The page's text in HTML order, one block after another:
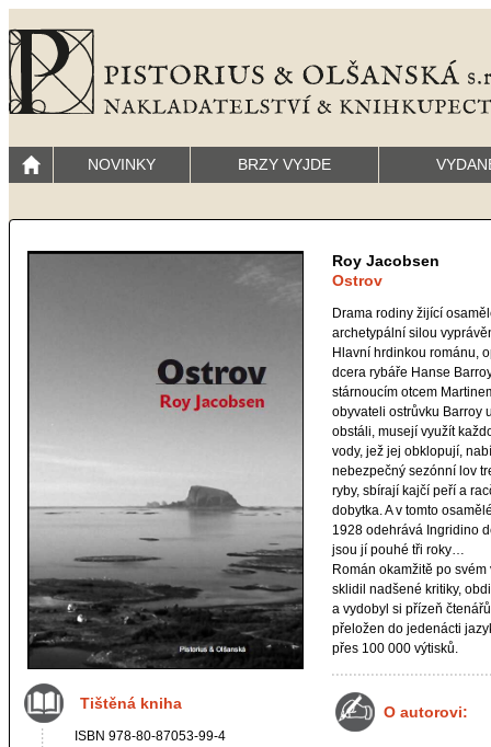
NOVINKY BRZY VYJDE
Tištěná kniha
ISBN 978-80-87053-99-4
Roy Jacobsen
Ostrov
Drama rodiny žijící
archetypální silou
Hlavní hrdinkou románu,
dcera rybáře Hanse
stárnoucím otcem
obyvateli ostrůvku Barroy
obstáli, musejí využít
vody, jež jej obklopují,
nebezpečný sezónní lov
ryby, sbírají kajčí peří a
dobytka. A v tomto
1928 odehrává Ingridino
jsou jí pouhé tři roky…
Román okamžitě po
sklidil nadšené kritiky,
a vydobyl si přízeň
přeložen do jedenácti
přes 100 000 výtisků.
O autorovi: